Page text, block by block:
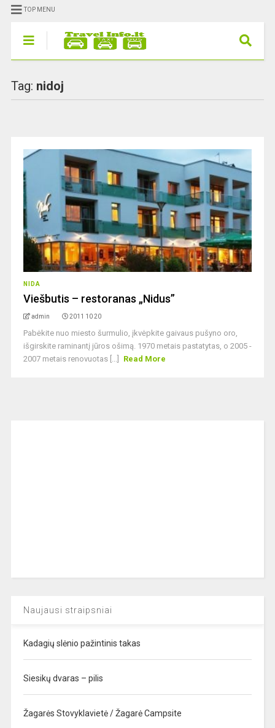
TOP MENU
Tag: nidoj
NIDA
Viešbutis – restoranas „Nidus”
admin 2011 10 20
Pabėkite nuo miesto šurmulio, įkvėpkite gaivaus pušyno oro,
išgirskite raminantį jūros ošimą. 1970 metais pastatytas, o 2005 -
2007 metais renovuotas [...]
Read More
Naujausi straipsniai
Kadagių slėnio pažintinis takas
Siesikų dvaras – pilis
Žagarės Stovyklavietė / Žagarė Campsite